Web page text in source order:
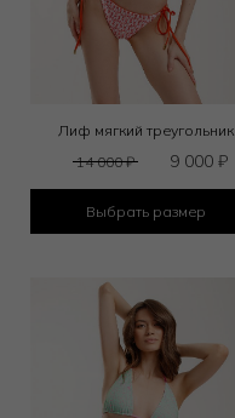
Лиф мягкий треугольник
14 000₽ 9 000₽
Выбрать размер